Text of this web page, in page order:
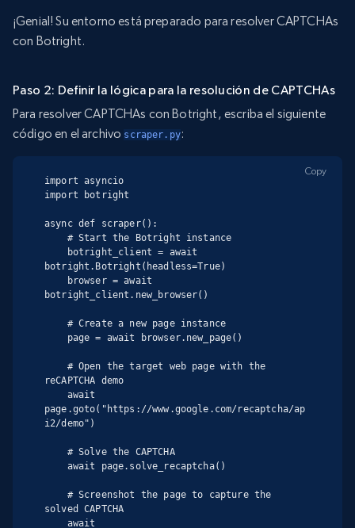
¡Genial! Su entorno está preparado para resolver CAPTCHAs
con Botright.
Paso 2: Definir la lógica para la resolución de CAPTCHAs
Para resolver CAPTCHAs con Botright, escriba el siguiente
código en el archivo scraper.py:
import asyncio
import botright
async def scraper():
botright.Botright(headless=True)
botright_client.new_browser()
reCAPTCHA demo
page.goto("https://www.google.com/recaptcha/ap
i2/demo")
solved CAPTCHA
Copy